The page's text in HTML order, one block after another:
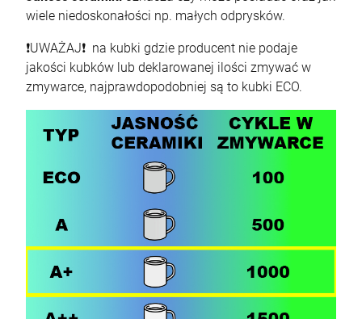
wiele niedoskonałości np. małych odprysków.
❗UWAŻAJ❗ na kubki gdzie producent nie podaje
jakości kubków lub deklarowanej ilości zmywać w
zmywarce, najprawdopodobniej są to kubki ECO.